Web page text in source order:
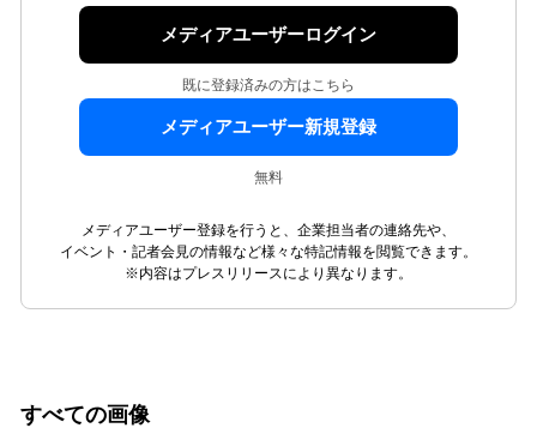
メディアユーザーログイン
既に登録済みの方はこちら
メディアユーザー新規登録
無料
メディアユーザー登録を行うと、企業担当者の連絡先や、
イベント・記者会見の情報など様々な特記情報を閲覧できます。
※内容はプレスリリースにより異なります。
すべての画像